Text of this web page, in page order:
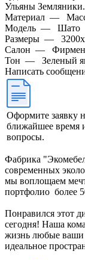
Ульяны Земляники.
Материал —
Модель —
Шато
Размеры —
Салон —
Тон —
Зеленый
Написать
Оформите заявку
ближайшее время
вопросы.
Фабрика
современных
мы воплощаем
портфолио более
Понравился этот
сегодня! Наша
жизнь любые ваши
идеальное